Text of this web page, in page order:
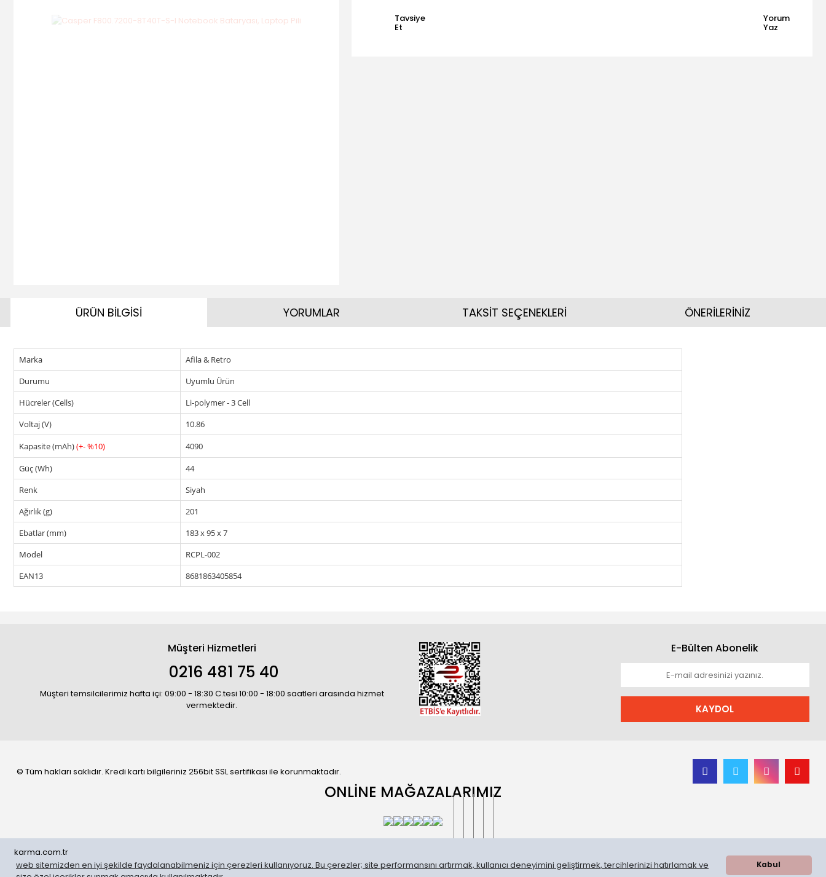
karma.com.tr
web sitemizden en iyi şekilde faydalanabilmeniz için çerezleri kullanıyoruz. Bu çerezler; site performansını artırmak, kullanıcı deneyimini geliştirmek, tercihlerinizi hatırlamak ve
Kabul
WhatsApp Sipariş
Tavsiye
Et
Yorum
Yaz
ÜRÜN BİLGİSİ
Marka
Afila & Retro
Durumu
Uyumlu Ürün
Hücreler (Cells)
Li-polymer - 3 Cell
Voltaj (V)
10.86
Kapasite (mAh)(+- %10)
4090
Güç (Wh)
44
Renk
Siyah
Ağırlık (g)
201
Ebatlar (mm)
183 x 95 x 7
Model
RCPL-002
EAN13
8681863405854
YORUMLAR TAKSİT SEÇENEKLERİ ÖNERİLERİNİZ
Müşteri Hizmetleri
0216 481 75 40
Müşteri temsilcilerimiz hafta içi: 09:00 - 18:30 C.tesi 10:00 - 18:00 saatleri arasında hizmet
vermektedir.
E-Bülten Abonelik
KAYDOL
© Tüm hakları saklıdır. Kredi kartı bilgileriniz 256bit SSL sertifikası ile korunmaktadır.
ONLİNE MAĞAZALARIMIZ